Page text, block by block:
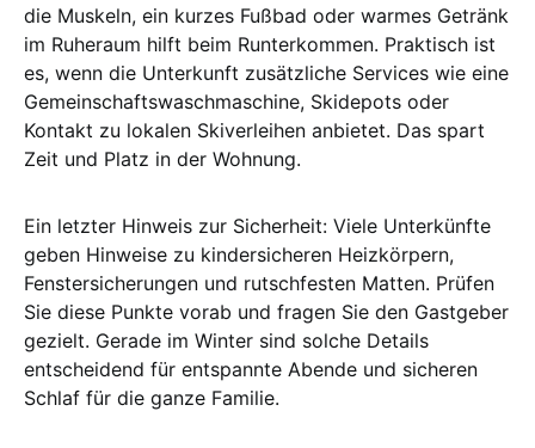
die Muskeln, ein kurzes Fußbad oder warmes Getränk
im Ruheraum hilft beim Runterkommen. Praktisch ist
es, wenn die Unterkunft zusätzliche Services wie eine
Gemeinschaftswaschmaschine, Skidepots oder
Kontakt zu lokalen Skiverleihen anbietet. Das spart
Zeit und Platz in der Wohnung.
Ein letzter Hinweis zur Sicherheit: Viele Unterkünfte
geben Hinweise zu kindersicheren Heizkörpern,
Fenstersicherungen und rutschfesten Matten. Prüfen
Sie diese Punkte vorab und fragen Sie den Gastgeber
gezielt. Gerade im Winter sind solche Details
entscheidend für entspannte Abende und sicheren
Schlaf für die ganze Familie.